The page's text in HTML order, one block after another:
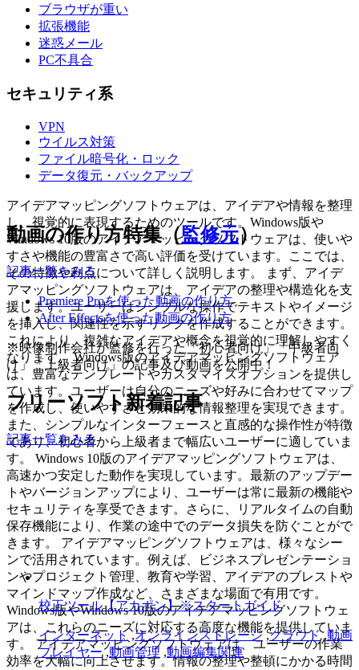
ブラウザが重い
拡張機能
迷惑メール
PC不具合
セキュリティ系
VPN
ウイルス対策
ファイル暗号化・ロック
データ復元・バックアップ
アイデアマッピングソフトウェアは、アイデアや情報を整理
し、視覚的に表現するためのツールです。Windows版や
Windows 10版のアイデアマッピングソフトウェアは、使いや
すさや機能の豊富さで高い評価を受けています。ここでは、
その特徴や利点について詳しく説明します。 まず、アイデ
アマッピングソフトウェアは、アイデアの整理や構造化を支
援します。ユーザーはシンプルな操作でテキストやイメージ
を挿入し、関連性を示すリンクを作成することができます。
これにより、複雑なアイデアや概念を視覚的に理解しやすく
なります。 Windows版のアイデアマッピングソフトウェア
は、豊富なテンプレートやカスタマイズオプションを提供し
ています。ユーザーは自分のニーズや好みに合わせてマップ
を作成し、使いやすさと効果的な情報整理を実現できます。
また、シンプルなインターフェースと直感的な操作性が特徴
であり、初心者から上級者まで幅広いユーザーに適していま
す。 Windows 10版のアイデアマッピングソフトウェアは、
高速かつ安定した動作を実現しています。最新のアップデー
トやバージョンアップにより、ユーザーは常に最新の機能や
セキュリティを享受できます。さらに、リアルタイムの自動
保存機能により、作業の途中でのデータ損失を防ぐことがで
きます。 アイデアマッピングソフトウェアは、様々なシー
ンで活用されています。例えば、ビジネスプレゼンテーショ
ンやプロジェクト管理、教育や学習、アイデアのブレストや
マインドマップ作成など、さまざまな場面で有用です。
Windows版やWindows 10版のアイデアマッピングソフトウェ
アは、これらのニーズに対応する高度な機能を提供していま
す。 アイデアマッピングソフトウェアは、ユーザーの作業
効率を大幅に向上させます。情報の整理や整頓にかかる時間
動画の作り方特集（監修元）
記事一覧をみる
Premiere Proを使った動画の作り方
After Effectsを使った動画の作り方
※映像制作会社が監修を行った「初心者向け」「中級者向
け」「上級者向け」の記事及び動画を公開中！
フリーソフト新着記事
記事一覧をみる
校正ツール【アカポン】※スタートガイド
インターネット ,オンラインストレージ ,クラウド,動画
プレイヤー,動画管理 ,動画編集関連